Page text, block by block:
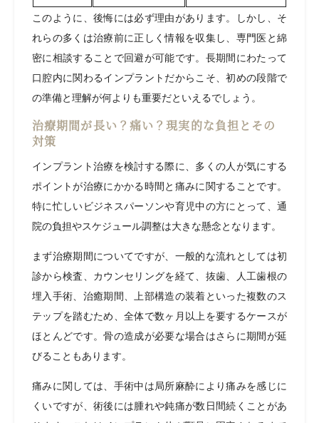
このように、後悔には必ず理由があります。しかし、そ
れらの多くは治療前に正しく情報を収集し、専門医と綿
密に相談することで回避が可能です。長期間にわたって
口腔内に関わるインプラントだからこそ、初めの段階で
の準備と理解が何よりも重要だといえるでしょう。
治療期間が長い？痛い？現実的な負担とその
対策
インプラント治療を検討する際に、多くの人が気にする
ポイントが治療にかかる時間と痛みに関することです。
特に忙しいビジネスパーソンや育児中の方にとって、通
院の負担やスケジュール調整は大きな懸念となります。
まず治療期間についてですが、一般的な流れとしては初
診から検査、カウンセリングを経て、抜歯、人工歯根の
埋入手術、治癒期間、上部構造の装着といった複数のス
テップを踏むため、全体で数ヶ月以上を要するケースが
ほとんどです。骨の造成が必要な場合はさらに期間が延
びることもあります。
痛みに関しては、手術中は局所麻酔により痛みを感じに
くいですが、術後には腫れや鈍痛が数日間続くことがあ